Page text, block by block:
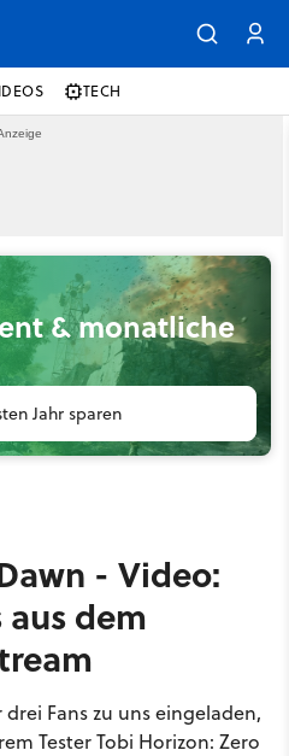
TECH
& monatliche
Jahr sparen
- Video:
dem
Fans zu uns eingeladen,
Tester Tobi Horizon: Zero